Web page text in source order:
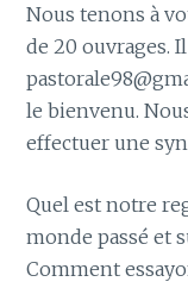
Nous tenons à
de 20 ouvrages.
le bienvenu.
effectuer une
Quel est notre
monde passé et
Comment